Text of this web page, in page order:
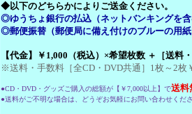
◆以下のどちらかによりご送金ください。
◎ゆうちょ銀行の払込（ネットバンキングを
◎郵便振替（郵便局に備え付けのブルーの用
【代金】￥1,000（税込）×希望枚数 ＋
［送料
※送料・手数料［全CD・DVD共通］1枚～2枚
●CD・DVD・グッズご購入の総額が【￥7,000以上】で送料
●送料がご不明な場合は、どうぞお気軽にお問い合わせくだ